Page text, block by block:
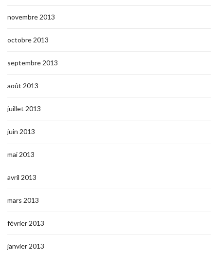
novembre 2013
octobre 2013
septembre 2013
août 2013
juillet 2013
juin 2013
mai 2013
avril 2013
mars 2013
février 2013
janvier 2013